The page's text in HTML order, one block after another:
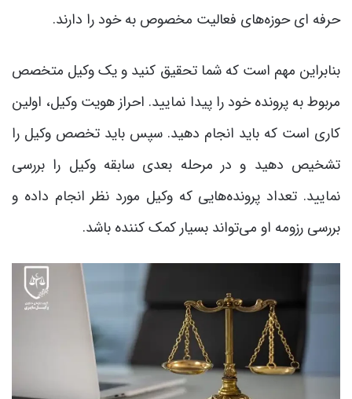
حرفه ای حوزه‌های فعالیت مخصوص به خود را دارند.
بنابراین مهم است که شما تحقیق کنید و یک وکیل متخصص
مربوط به پرونده خود را پیدا نمایید. احراز هویت وکیل، اولین
کاری است که باید انجام دهید. سپس باید تخصص وکیل را
تشخیص دهید و در مرحله بعدی سابقه وکیل را بررسی
نمایید. تعداد پرونده‌هایی که وکیل مورد نظر انجام داده و
بررسی رزومه او می‌تواند بسیار کمک کننده باشد.